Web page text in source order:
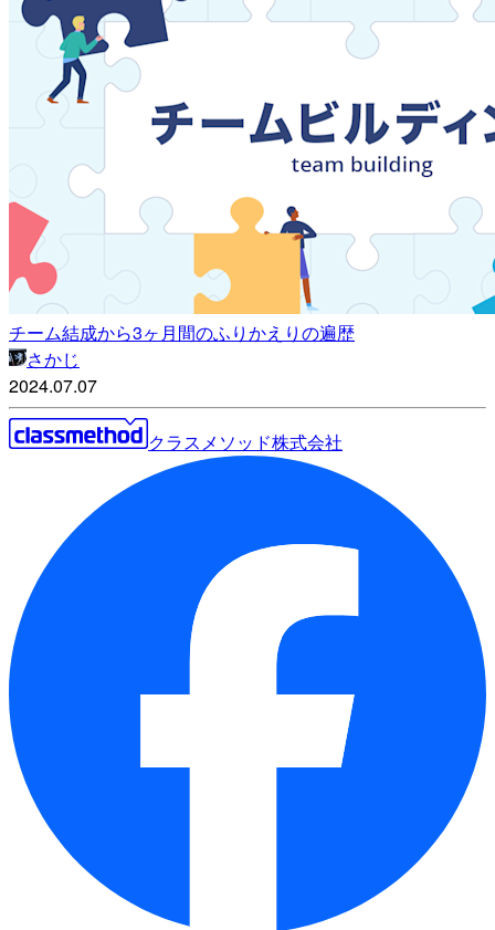
チーム結成から3ヶ月間のふりかえりの遍歴
さかじ
2024.07.07
クラスメソッド株式会社